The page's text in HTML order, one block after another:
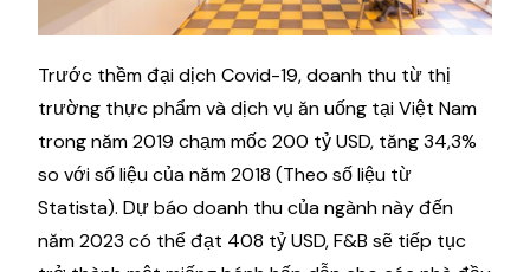
Trước thềm đại dịch Covid-19, doanh thu từ thị
trường thực phẩm và dịch vụ ăn uống tại Việt Nam
trong năm 2019 chạm mốc 200 tỷ USD, tăng 34,3%
so với số liệu của năm 2018 (Theo số liệu từ
Statista). Dự báo doanh thu của ngành này đến
năm 2023 có thể đạt 408 tỷ USD, F&B sẽ tiếp tục